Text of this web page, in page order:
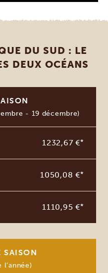
DU SUD : LE
DEUX OCÉANS
- 19 décembre)
1232,67 €*
1050,08 €*
1110,95 €*
SAISON
l’année)